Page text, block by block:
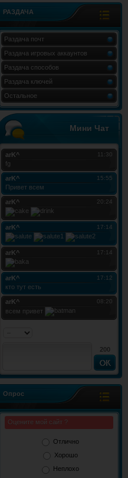
РАЗДАЧА
Раздача почт
Раздача игровых аккаунтов
Раздача способов
Раздача ключей
Остальное
Мини Чат
200
Опрос
Оцените мой сайт ?
Отлично
Хорошо
Неплохо